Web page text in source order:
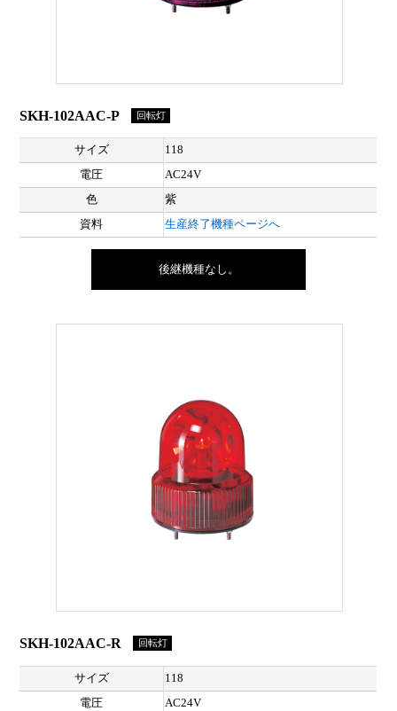
SKH-102AAC-P 回転灯
サイズ
118
電圧
AC24V
色
紫
資料
生産終了機種ページへ
後継機種なし。
SKH-102AAC-R 回転灯
サイズ
118
電圧
AC24V